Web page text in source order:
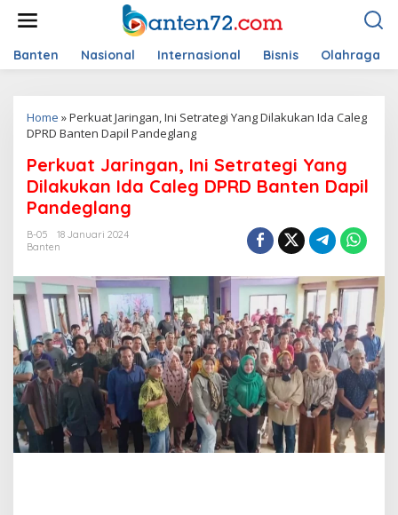
t
Banten Nasional Internasional Bisnis Olahraga
Home »Perkuat Jaringan, Ini Setrategi Yang Dilakukan Ida Caleg
DPRD Banten Dapil Pandeglang
Perkuat Jaringan, Ini Setrategi Yang
Dilakukan Ida Caleg DPRD Banten Dapil
Pandeglang
B-05
18 Januari 2024
Banten